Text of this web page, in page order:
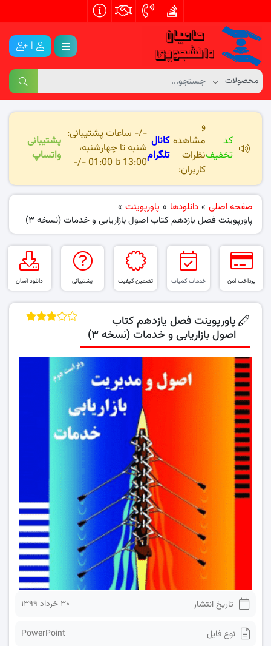
|
کد
تخفیف
و
مشاهده
نظرات
کاربران:
کانال
تلگرام
-/- ساعات پشتیبانی:
شنبه تا چهارشنبه،
13:00 تا 01:00 -/-
پشتیبانی
واتساپ
صفحه اصلی » دانلودها » پاورپوینت »
پاورپوینت فصل یازدهم کتاب اصول بازاریابی و خدمات (نسخه ۳)
پرداخت امن خدمات کمیاب تضمین کیفیت پشتیبانی دانلود آسان
پاورپوینت فصل یازدهم کتاب
اصول بازاریابی و خدمات (نسخه ۳)
تاریخ انتشار ۳۰ خرداد ۱۳۹۹
نوع فایل PowerPoint